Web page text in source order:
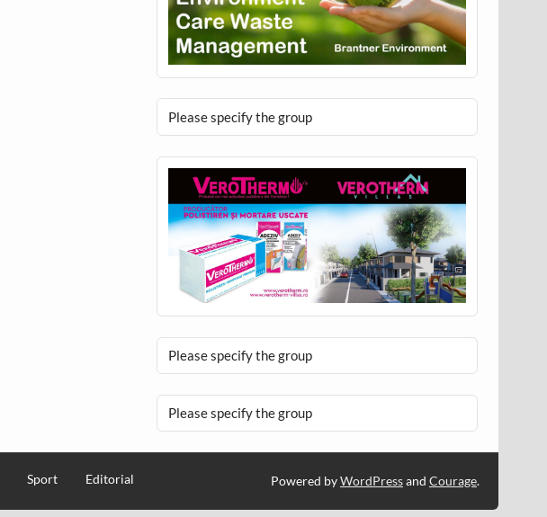
Please specify the group
Please specify the group
Please specify the group
Sport Editorial Powered byWordPressand Courage.